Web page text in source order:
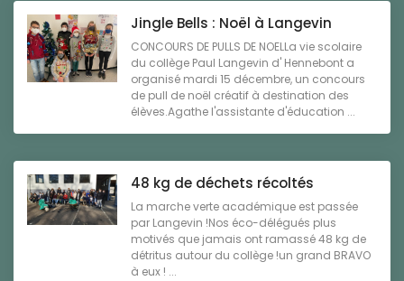
Jingle Bells : Noël à Langevin
CONCOURS DE PULLS DE NOELLa vie scolaire
du collège Paul Langevin d' Hennebont a
organisé mardi 15 décembre, un concours
de pull de noël créatif à destination des
élèves.Agathe l'assistante d'éducation ...
48 kg de déchets récoltés
La marche verte académique est passée
par Langevin !Nos éco-délégués plus
motivés que jamais ont ramassé 48 kg de
détritus autour du collège !un grand BRAVO
à eux ! ...